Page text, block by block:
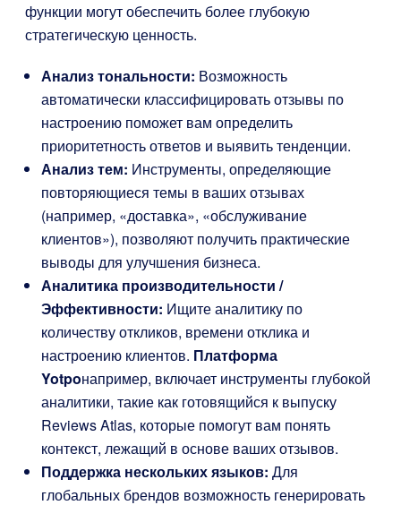
функции могут обеспечить более глубокую
стратегическую ценность.
Анализ тональности: Возможность
автоматически классифицировать отзывы по
настроению поможет вам определить
приоритетность ответов и выявить тенденции.
Анализ тем: Инструменты, определяющие
повторяющиеся темы в ваших отзывах
(например, «доставка», «обслуживание
клиентов»), позволяют получить практические
выводы для улучшения бизнеса.
Аналитика производительности /
Эффективности: Ищите аналитику по
количеству откликов, времени отклика и
настроению клиентов. Платформа
Yotpoнапример, включает инструменты глубокой
аналитики, такие как готовящийся к выпуску
Reviews Atlas, которые помогут вам понять
контекст, лежащий в основе ваших отзывов.
Поддержка нескольких языков: Для
глобальных брендов возможность генерировать